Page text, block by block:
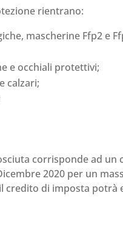
rientrano:
mascherine Ffp2 e
e occhiali protettivi;
calzari;
corrisponde ad
2020 per un
credito di imposta